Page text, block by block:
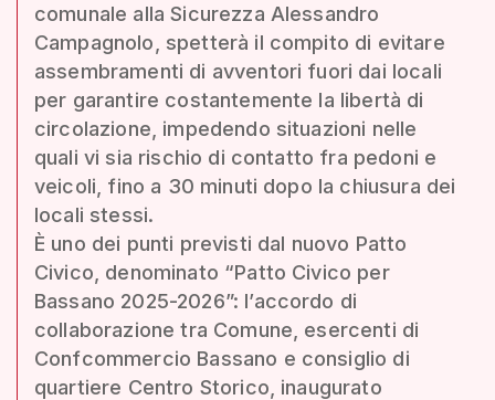
comunale alla Sicurezza Alessandro
Campagnolo, spetterà il compito di evitare
assembramenti di avventori fuori dai locali
per garantire costantemente la libertà di
circolazione, impedendo situazioni nelle
quali vi sia rischio di contatto fra pedoni e
veicoli, fino a 30 minuti dopo la chiusura dei
locali stessi.
È uno dei punti previsti dal nuovo Patto
Civico, denominato “Patto Civico per
Bassano 2025-2026”: l’accordo di
collaborazione tra Comune, esercenti di
Confcommercio Bassano e consiglio di
quartiere Centro Storico, inaugurato